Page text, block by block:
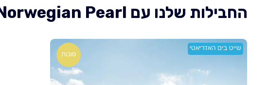
החבילות שלנו עם Norwegian Pearl – נורוויג’ן פרל
שייט בים האדריאטי
סוכות